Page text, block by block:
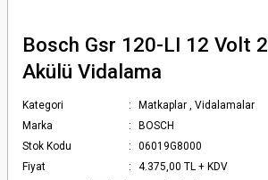
Bosch Gsr 120-LI 12 Volt
Akülü Vidalama
Kategori Matkaplar ,Vidalamalar
Marka
BOSCH
Stok Kodu
06019G8000
Fiyat
4.375,00 TL + KDV